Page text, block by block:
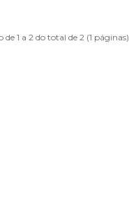
de 1 a 2 do total de 2 (1 páginas)